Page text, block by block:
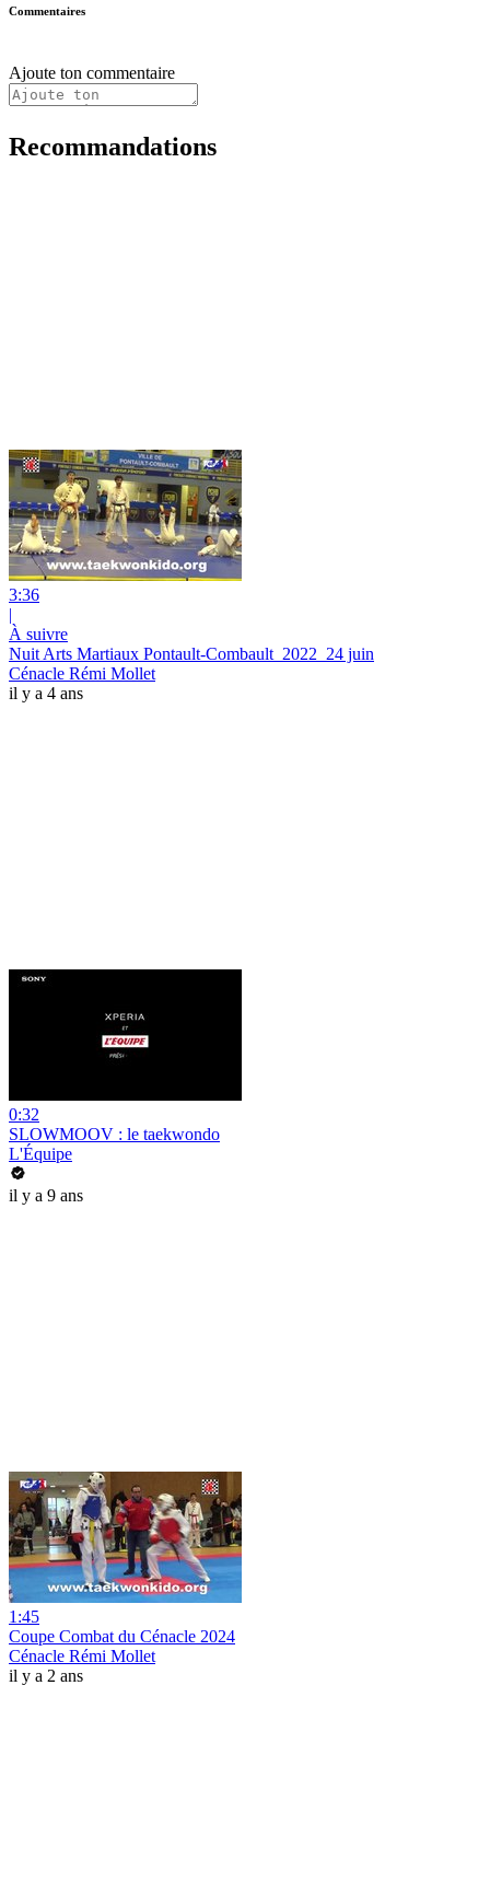
Commentaires
Ajoute ton commentaire
Recommandations
3:36
|
À suivre
Nuit Arts Martiaux Pontault-Combault_2022_24 juin
Cénacle Rémi Mollet
il y a 4 ans
0:32
SLOWMOOV : le taekwondo
L'Équipe
il y a 9 ans
1:45
Coupe Combat du Cénacle 2024
Cénacle Rémi Mollet
il y a 2 ans